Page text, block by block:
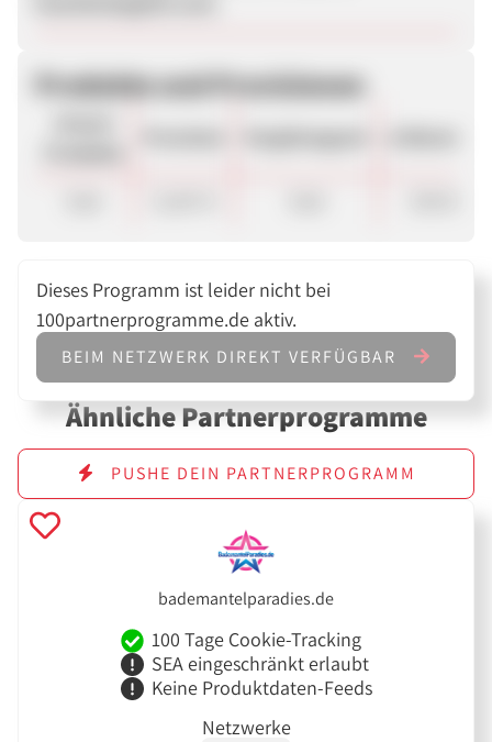
Produkte und Provisionen
Dieses Programm ist leider nicht bei
100partnerprogramme.de aktiv.
BEIM NETZWERK DIREKT VERFÜGBAR
Ähnliche Partnerprogramme
PUSHE DEIN PARTNERPROGRAMM
bademantelparadies.de
100 Tage Cookie-Tracking
SEA eingeschränkt erlaubt
Keine Produktdaten-Feeds
Netzwerke